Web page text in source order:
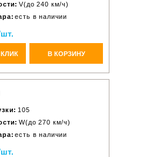
V(до 240 км/ч)
есть в наличии
В КОРЗИНУ
105
W(до 270 км/ч)
есть в наличии